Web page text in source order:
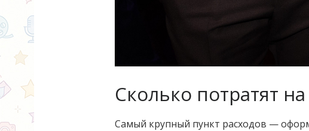
Сколько потратят
Самый крупный пункт расходов —